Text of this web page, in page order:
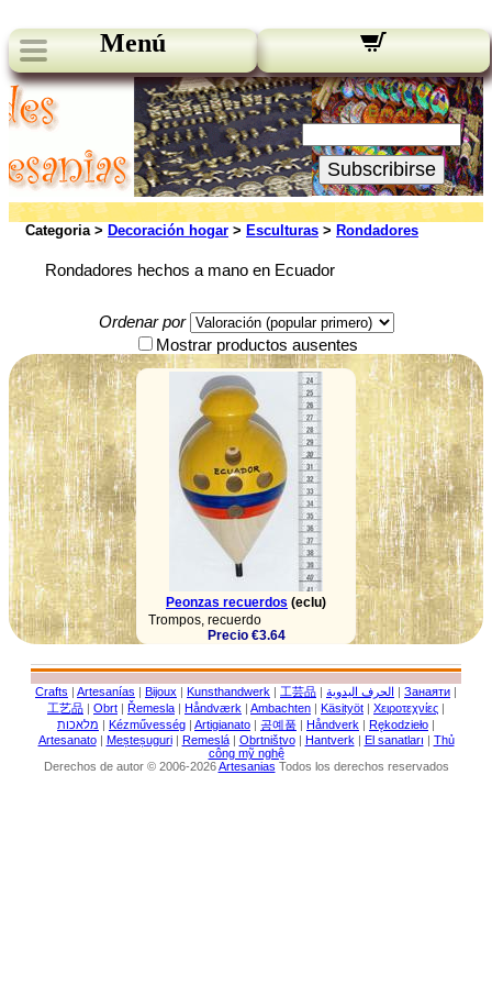
Menú
Novedades:
Su Email:
Subscribirse
Categoria > Decoración hogar > Esculturas > Rondadores
Rondadores hechos a mano en Ecuador
Ordenar por
Mostrar productos ausentes
Peonzas recuerdos (eclu)
Trompos, recuerdo
Precio €3.64
Crafts | Artesanías | Bijoux | Kunsthandwerk | 工芸品 | الحرف اليدوية | Занаяти |
工艺品 | Obrt | Řemesla | Håndværk | Ambachten | Käsityöt | Χειροτεχνίες |
מלאכות | Kézművesség | Artigianato | 공예품 | Håndverk | Rękodzieło |
Artesanato| Meșteșuguri| Remeslá| Obrtništvo| Hantverk | El sanatları | Thủ
công mỹ nghệ
Derechos de autor © 2006-2026Artesanias Todos los derechos reservados